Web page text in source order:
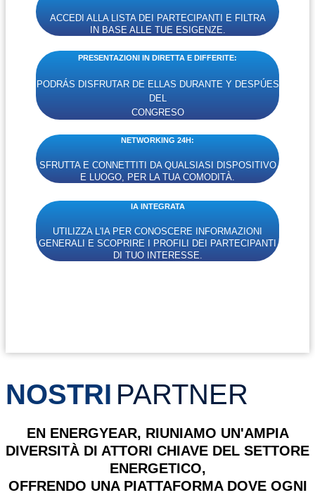
ACCEDI ALLA LISTA DEI PARTECIPANTI E FILTRA
IN BASE ALLE TUE ESIGENZE.
PRESENTAZIONI IN DIRETTA E DIFFERITE:
PODRÁS DISFRUTAR DE ELLAS DURANTE Y DESPÚES
DEL
CONGRESO
NETWORKING 24H:
SFRUTTA E CONNETTITI DA QUALSIASI DISPOSITIVO
E LUOGO, PER LA TUA COMODITÀ.
IA INTEGRATA
UTILIZZA L'IA PER CONOSCERE INFORMAZIONI
GENERALI E SCOPRIRE I PROFILI DEI PARTECIPANTI
DI TUO INTERESSE.
NOSTRI PARTNER
EN ENERGYEAR, RIUNIAMO UN'AMPIA
DIVERSITÀ DI ATTORI CHIAVE DEL SETTORE
ENERGETICO,
OFFRENDO UNA PIATTAFORMA DOVE OGNI